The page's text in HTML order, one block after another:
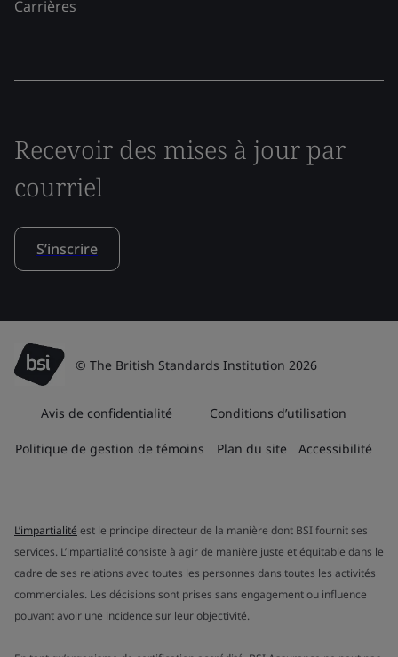
Carrières
Recevoir des mises à jour par
courriel
S’inscrire
© The British Standards Institution 2026
Avis de confidentialité Conditions d’utilisation
Politique de gestion de témoins Plan du site Accessibilité
L’impartialité est le principe directeur de la manière dont BSI fournit ses
services. L’impartialité consiste à agir de manière juste et équitable dans le
cadre de ses relations avec toutes les personnes dans toutes les activités
commerciales. Les décisions sont prises sans engagement ou influence
pouvant avoir une incidence sur leur objectivité.